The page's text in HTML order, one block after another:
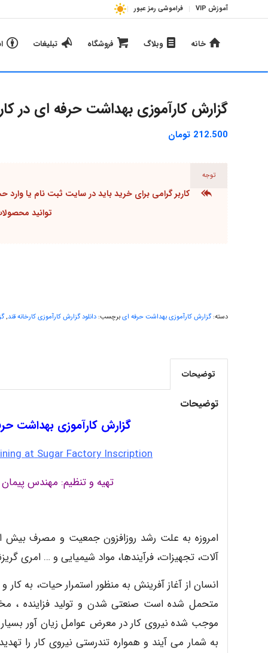
آموزش VIP فراموشی رمز عبور
خانه وبلاگ فروشگاه تبلیغات
گزارش کارآموزی بهداشت حرفه ای در
212.500 تومان
توجه
کاربر گرامی برای خرید باید در سایت ثبت نام یا
توانید
دسته:گزارش کارآموزی بهداشت حرفه ایبرچسب: دانلود گزارش کارآموزی کارخانه قند,
توضیحات
توضیحات
گزارش کارآموزی بهداشت
atSugar FactoryInscription
تهیه و تنظیم: مهندس
امروزه به علت رشد روزافزون جمعیت و مصرف بیش از
آلات، تجهیزات، فرآیندها، مواد شیمیایی و … امری
انسان از آغاز آفرینش به منظور استمرار حیات، به
متحمل شده است صنعتی شدن و تولید فزاینده ،
موجب شده نیروی کار در معرض عوامل زیان آور بسیار
به شمار می آیند و همواره تندرستی نیروی کار را